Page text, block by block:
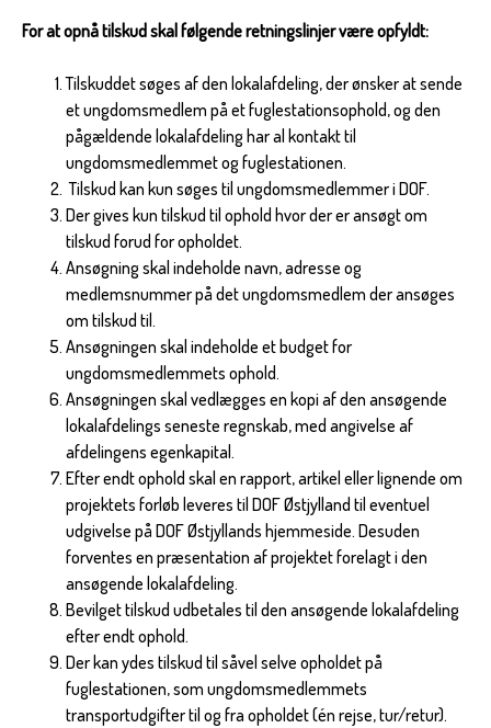
For at opnå tilskud skal følgende retningslinjer være opfyldt:
Tilskuddet søges af den lokalafdeling, der ønsker at sende
et ungdomsmedlem på et fuglestationsophold, og den
pågældende lokalafdeling har al kontakt til
ungdomsmedlemmet og fuglestationen.
Tilskud kan kun søges til ungdomsmedlemmer i DOF.
Der gives kun tilskud til ophold hvor der er ansøgt om
tilskud forud for opholdet.
Ansøgning skal indeholde navn, adresse og
medlemsnummer på det ungdomsmedlem der ansøges
om tilskud til.
Ansøgningen skal indeholde et budget for
ungdomsmedlemmets ophold.
Ansøgningen skal vedlægges en kopi af den ansøgende
lokalafdelings seneste regnskab, med angivelse af
afdelingens egenkapital.
Efter endt ophold skal en rapport, artikel eller lignende om
projektets forløb leveres til DOF Østjylland til eventuel
udgivelse på DOF Østjyllands hjemmeside. Desuden
forventes en præsentation af projektet forelagt i den
ansøgende lokalafdeling.
Bevilget tilskud udbetales til den ansøgende lokalafdeling
efter endt ophold.
Der kan ydes tilskud til såvel selve opholdet på
fuglestationen, som ungdomsmedlemmets
transportudgifter til og fra opholdet (én rejse, tur/retur).